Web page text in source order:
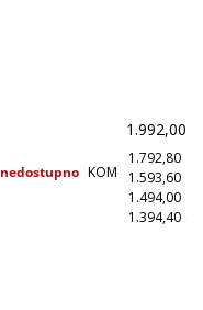
nedostupno KOM
1.992,00
1.792,80
1.593,60
1.494,00
1.394,40